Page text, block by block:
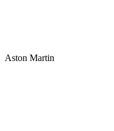
Aston Martin